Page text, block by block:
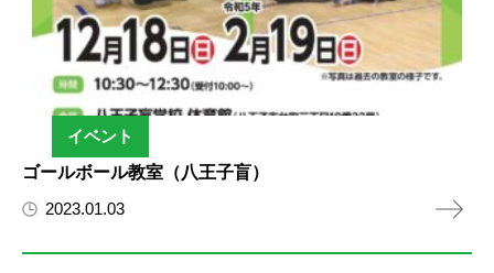
イベント
ゴールボール教室（八王子盲）
2023.01.03